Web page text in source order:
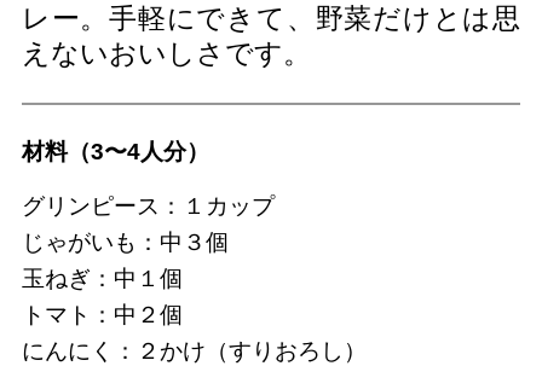
レー。手軽にできて、野菜だけとは思
えないおいしさです。
材料（3〜4人分）
グリンピース：１カップ
じゃがいも：中３個
玉ねぎ：中１個
トマト：中２個
にんにく：２かけ（すりおろし）